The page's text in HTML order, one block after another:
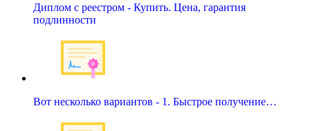
Диплом с реестром - Купить. Цена, гарантия
подлинности
Вот несколько вариантов - 1. Быстрое получение…